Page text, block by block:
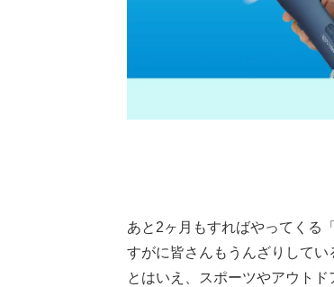
あと2ヶ月もすればやってくる
すがに皆さんもうんざりしてい
とはいえ、スポーツやアウト